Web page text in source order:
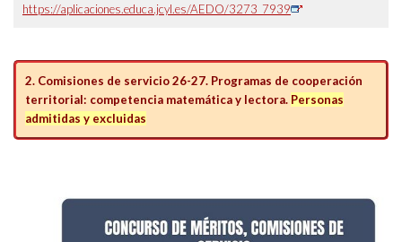
https://aplicaciones.educa.jcyl.es/AEDO/3273_7939
2. Comisiones de servicio 26-27. Programas de cooperación
territorial: competencia matemática y lectora. Personas
admitidas y excluidas